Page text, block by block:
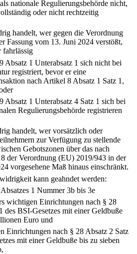
nationale Regulierungsbehörde nicht,
oder nicht rechtzeitig
handelt, wer gegen die Verordnung
Fassung vom 13. Juni 2024 verstößt,
fahrlässig
Absatz 1 Unterabsatz 1 sich nicht bei
registriert, bevor er eine
nach Artikel 8 Absatz 1 Satz 1,
Absatz 1 Unterabsatz 4 Satz 1 sich bei
Regulierungsbehörde registrieren
handelt, wer vorsätzlich oder
zur Verfügung zu stellende
Gebotszonen über das nach
der Verordnung (EU) 2019/943 in der
vorgesehene Maß hinaus einschränkt.
kann geahndet werden:
1 Nummer 3b bis 3e
wichtigen Einrichtungen nach § 28
des BSI-Gesetzes mit einer Geldbuße
Euro und
Einrichtungen nach § 28 Absatz 2 Satz
mit einer Geldbuße bis zu sieben